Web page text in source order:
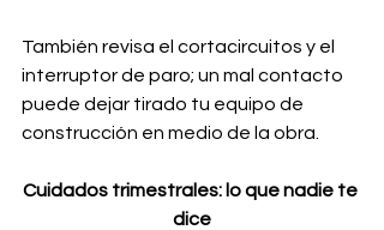
También revisa el cortacircuitos y el
interruptor de paro; un mal contacto
puede dejar tirado tu equipo de
construcción en medio de la obra.
Cuidados trimestrales: lo que nadie te
dice